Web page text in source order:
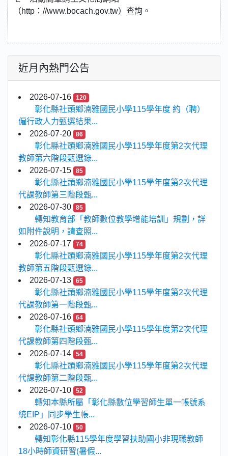
（http：//www.bocach.gov.tw）查詢。
近月內熱門公告
2026-07-16 120
彰化縣社頭鄉湳雅國民小學115學年度 約（聘）
僱行政人力甄選結果...
2026-07-20
86
彰化縣社頭鄉湳雅國民小學115學年度第2次代理
教師第六階段甄選錄...
2026-07-15
85
彰化縣社頭鄉湳雅國民小學115學年度第2次代理
代課教師第三階段甄...
2026-07-30
85
轉知教育部「教師數位教學增能培訓」規劃，詳
如附件說明，請查照...
2026-07-17
74
彰化縣社頭鄉湳雅國民小學115學年度第2次代理
教師第五階段甄選錄...
2026-07-13
65
彰化縣社頭鄉湳雅國民小學115學年度第2次代理
代課教師第一階段甄...
2026-07-16
64
彰化縣社頭鄉湳雅國民小學115學年度第2次代理
代課教師第四階段甄...
2026-07-14
54
彰化縣社頭鄉湳雅國民小學115學年度第2次代理
代課教師第二階段甄...
2026-07-10
52
轉知本縣所屬「彰化縣數位學習師生單一帳號系
統EIP」同步學生帳...
2026-07-10
50
轉知彰化縣115學年度學習扶助國小非現職教師
18小時師資研習(暑假...